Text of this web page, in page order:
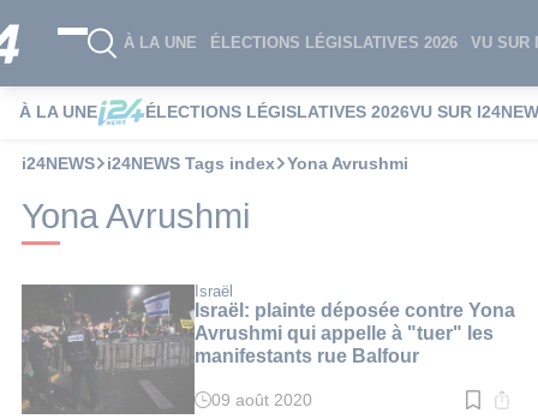
À LA UNE ÉLECTIONS LÉGISLATIVES 2026 VU SUR
À LA UNE ÉLECTIONS LÉGISLATIVES 2026VU SUR
i24NEWS i24NEWS Tags index Yona Avrushmi
Yona Avrushmi
Israël
Israël: plainte déposée contre Yona
Avrushmi qui appelle à "tuer" les
manifestants rue Balfour
Temps
09 août 2020